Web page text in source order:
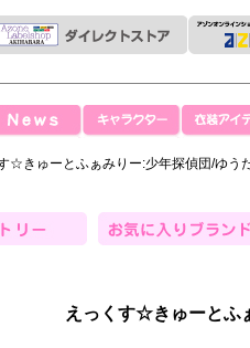
☆きゅーとふぁみりー:少年探偵団/ゆう
えっくす☆きゅーとふ